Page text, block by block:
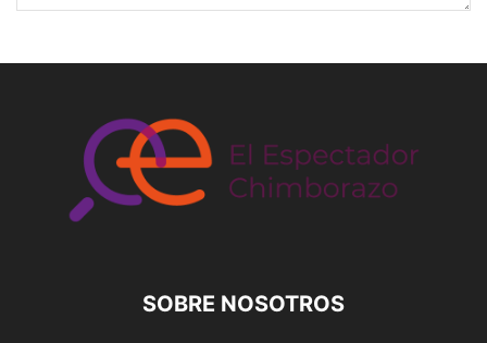
SOBRE NOSOTROS